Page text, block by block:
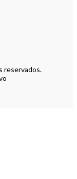
reservados.